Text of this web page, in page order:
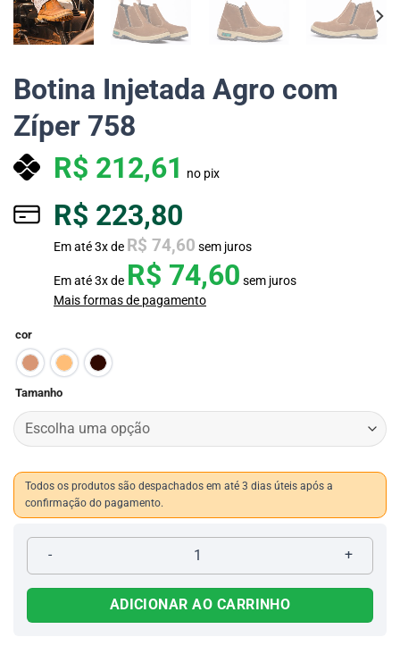
Botina Injetada Agro com
Zíper 758
R$ 212,61 no pix
R$ 223,80
Em até3x de R$ 74,60 sem juros
Em até3x de R$ 74,60 sem juros
Mais formas de pagamento
cor
Tamanho
Todos os produtos são despachados em até 3 dias úteis após a
confirmação do pagamento.
Botina Injetada Agro com Zíper 758 quantidade
ADICIONAR AO CARRINHO